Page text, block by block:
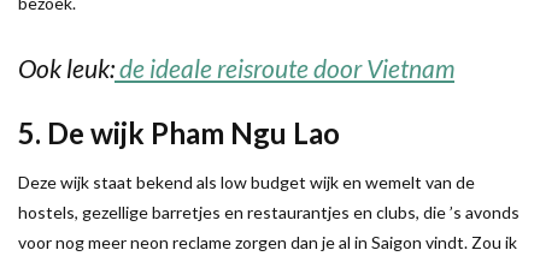
Ook leuk:de ideale reisroute door Vietnam
5. De wijk Pham Ngu Lao
Deze wijk staat bekend als low budget wijk en wemelt van de
hostels, gezellige barretjes en restaurantjes en clubs, die ’s avonds
voor nog meer neon reclame zorgen dan je al in Saigon vindt. Zou ik